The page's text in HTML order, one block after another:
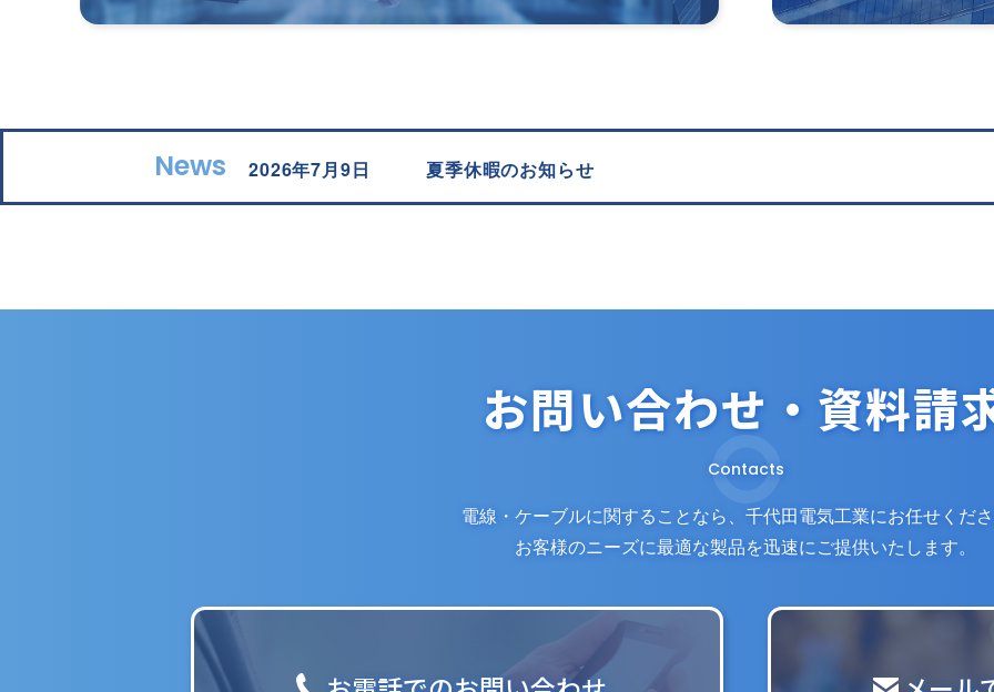
News 2026年7月9日 夏季休暇のお知らせ
お問い合わせ・資料請
Contacts
電線・ケーブルに関することなら、 千代田電気工業にお任せくだ
お客様のニーズに最適な製品を迅速にご提供いたします。